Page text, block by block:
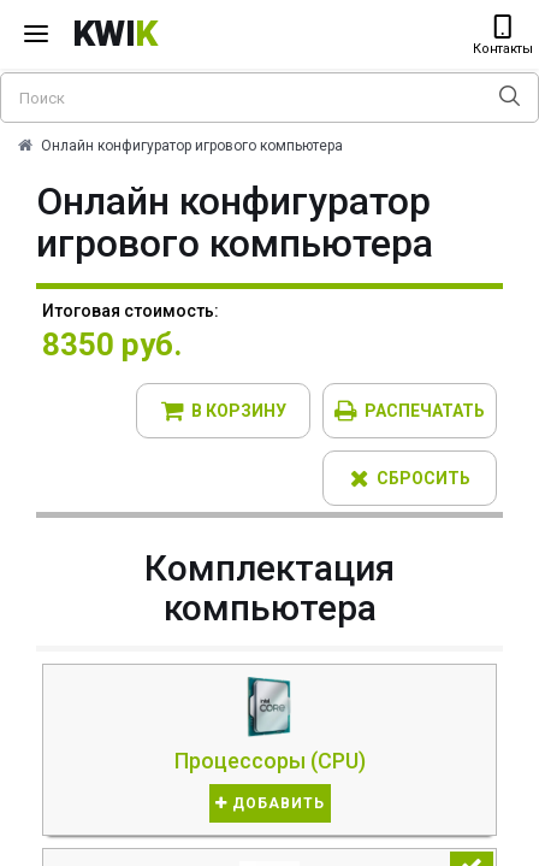
KWIK Контакты
Онлайн конфигуратор игрового компьютера
Онлайн конфигуратор
игрового компьютера
Итоговая стоимость:
8350 руб.
В КОРЗИНУ РАСПЕЧАТАТЬ
СБРОСИТЬ
Комплектация
компьютера
Процессоры (CPU)
ДОБАВИТЬ